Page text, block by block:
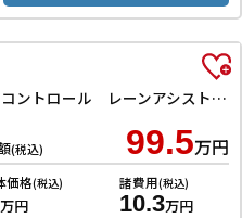
ハイブリッドMX オートクルーズコントロール レーンアシスト 衝突被害軽減システム 両側スライド・片側電動 スマートキー アイドリングストップ 電動格納ミラー シートヒーター ウォークスルー CVT アルミホイール
(税込) 99.5万円
価格(税込)
万円
諸費用(税込)
10.3万円